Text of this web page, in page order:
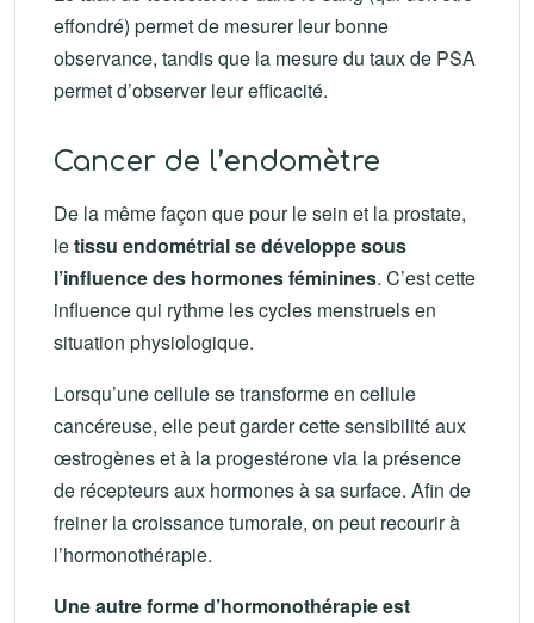
effondré) permet de mesurer leur bonne
observance, tandis que la mesure du taux de PSA
permet d’observer leur efficacité.
Cancer de l’endomètre
De la même façon que pour le sein et la prostate,
letissu endométrial se développe sous
l’influence des hormones féminines. C’est cette
influence qui rythme les cycles menstruels en
situation physiologique.
Lorsqu’une cellule se transforme en cellule
cancéreuse, elle peut garder cette sensibilité aux
œstrogènes et à la progestérone via la présence
de récepteurs aux hormones à sa surface. Afin de
freiner la croissance tumorale, on peut recourir à
l’hormonothérapie.
Une autre forme d’hormonothérapie est